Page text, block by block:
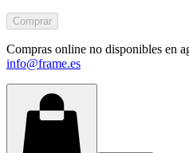
Comprar
Compras online no disponibles en
info@frame.es